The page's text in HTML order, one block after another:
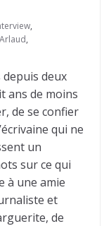
,
,
deux
ans de moins
de se confier
qui ne
un
sur ce qui
à une amie
et
de